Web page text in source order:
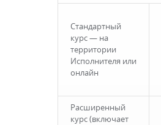
Стандартный
курс — на
территории
Исполнителя или
онлайн
Расширенный
курс (включает